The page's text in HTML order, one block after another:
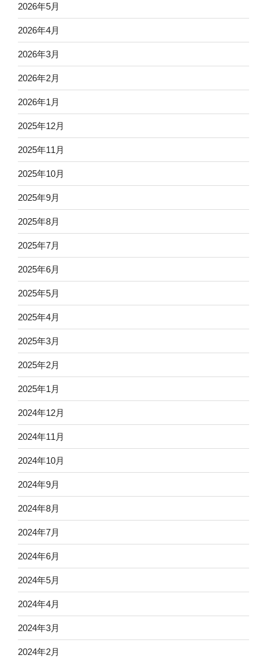
2026年5月
2026年4月
2026年3月
2026年2月
2026年1月
2025年12月
2025年11月
2025年10月
2025年9月
2025年8月
2025年7月
2025年6月
2025年5月
2025年4月
2025年3月
2025年2月
2025年1月
2024年12月
2024年11月
2024年10月
2024年9月
2024年8月
2024年7月
2024年6月
2024年5月
2024年4月
2024年3月
2024年2月